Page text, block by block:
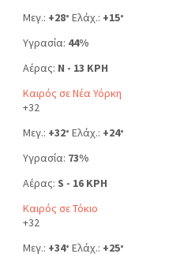
Μεγ.: +28° Ελάχ.: +15°
Υγρασία: 44%
Αέρας: N - 13 KPH
Καιρός σε Νέα Υόρκη
+32
Μεγ.: +32° Ελάχ.: +24°
Υγρασία: 73%
Αέρας: S - 16 KPH
Καιρός σε Τόκιο
+32
Μεγ.: +34° Ελάχ.: +25°